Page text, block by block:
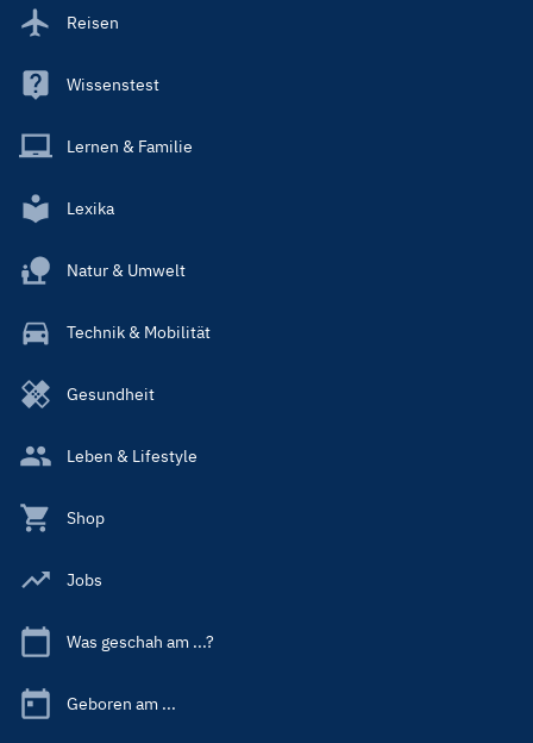
Reisen
Wissenstest
Lernen & Familie
Lexika
Natur & Umwelt
Technik & Mobilität
Gesundheit
Leben & Lifestyle
Shop
Jobs
Was geschah am ...?
Geboren am ...